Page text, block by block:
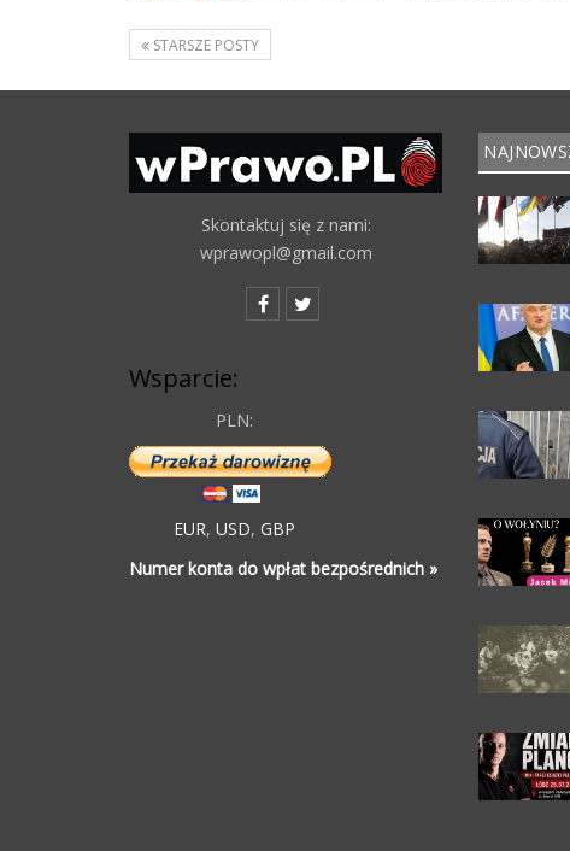
STARSZE POSTY
Skontaktuj się z nami:
wprawopl@gmail.com
Wsparcie:
PLN:
EUR, USD, GBP
Numer konta do wpłat bezpośrednich »